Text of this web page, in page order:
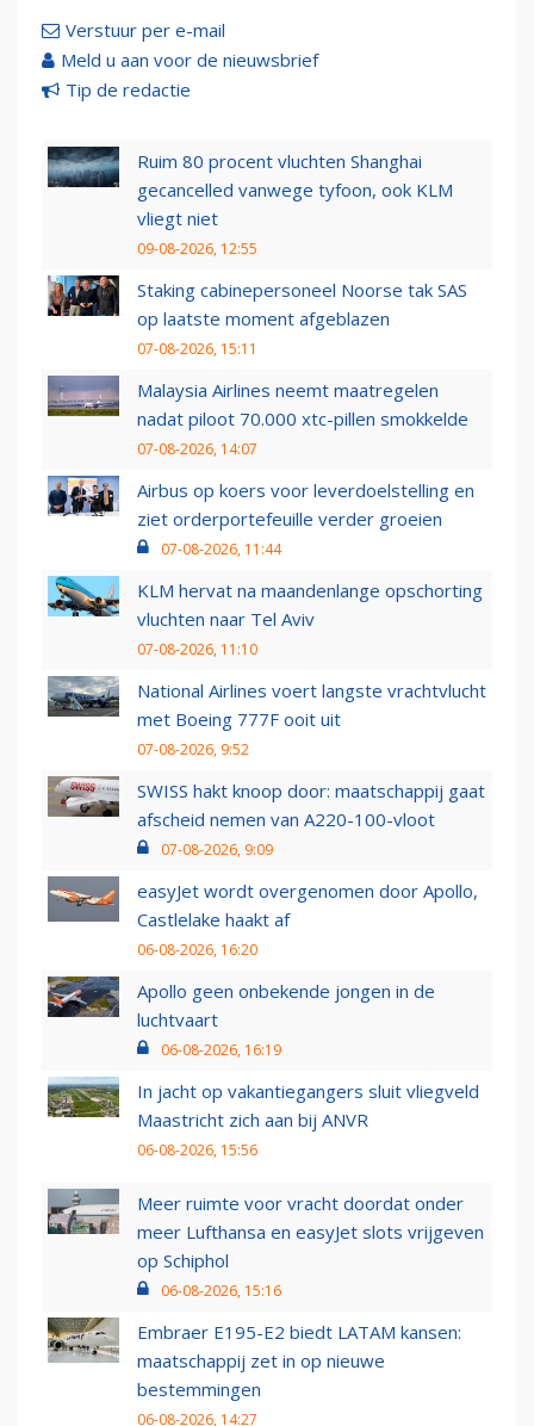
Verstuur per e-mail
Meld u aan voor de nieuwsbrief
Tip de redactie
Ruim 80 procent vluchten Shanghai
gecancelled vanwege tyfoon, ook KLM
vliegt niet
09-08-2026, 12:55
Staking cabinepersoneel Noorse tak SAS
op laatste moment afgeblazen
07-08-2026, 15:11
Malaysia Airlines neemt maatregelen
nadat piloot 70.000 xtc-pillen smokkelde
07-08-2026, 14:07
Airbus op koers voor leverdoelstelling en
ziet orderportefeuille verder groeien
07-08-2026, 11:44
KLM hervat na maandenlange opschorting
vluchten naar Tel Aviv
07-08-2026, 11:10
National Airlines voert langste vrachtvlucht
met Boeing 777F ooit uit
07-08-2026, 9:52
SWISS hakt knoop door: maatschappij gaat
afscheid nemen van A220-100-vloot
07-08-2026, 9:09
easyJet wordt overgenomen door Apollo,
Castlelake haakt af
06-08-2026, 16:20
Apollo geen onbekende jongen in de
luchtvaart
06-08-2026, 16:19
In jacht op vakantiegangers sluit vliegveld
Maastricht zich aan bij ANVR
06-08-2026, 15:56
Meer ruimte voor vracht doordat onder
meer Lufthansa en easyJet slots vrijgeven
op Schiphol
06-08-2026, 15:16
Embraer E195-E2 biedt LATAM kansen:
maatschappij zet in op nieuwe
bestemmingen
06-08-2026, 14:27